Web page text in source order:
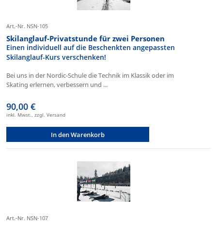
Art.-Nr. NSN-105
Skilanglauf-Privatstunde für zwei Personen
Einen individuell auf die Beschenkten angepassten
Skilanglauf-Kurs verschenken!
Bei uns in der Nordic-Schule die Technik im Klassik oder im
Skating erlernen, verbessern und ...
90,00 €
inkl. Mwst., zzgl. Versand
In den Warenkorb
Art.-Nr. NSN-107